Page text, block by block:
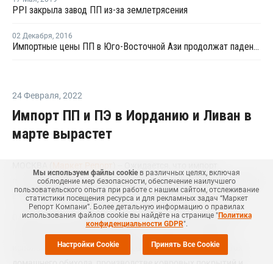
PPI закрыла завод ПП из-за землетрясения
02 Декабря, 2016
Импортные цены ПП в Юго-Восточной Ази продолжат падение на фоне вялого спроса
24 Февраля, 2022
Импорт ПП и ПЭ в Иорданию и Ливан в
марте вырастет
полипропилена (ПП) и полиэтилена (ПЭ) в Иорданию и Ливан
в марте будет выше, чем в феврале, сообщает ICIS.
В связи с окончанием зимнего низкого сезона в регионе и
приближением Рамадана спрос на пластик, который
используется в упаковке пищевых продуктов, предметах
Мы используем файлы cookie в различных целях, включая
соблюдение мер безопасности, обеспечение наилучшего
пользовательского опыта при работе с нашим сайтом, отслеживание
статистики посещения ресурса и для рекламных задач “Маркет
Репорт Компани”. Более детальную информацию о правилах
использования файлов cookie вы найдёте на странице "Политика
конфиденциальности GDPR".
Настройки Cookie Принять Все Cookie